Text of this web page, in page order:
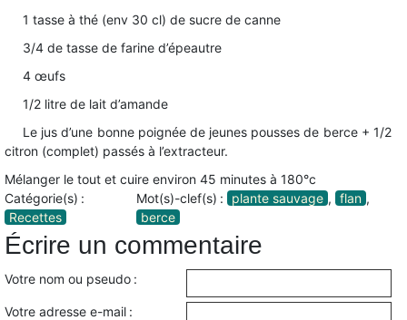
1 tasse à thé (env 30 cl) de sucre de canne
3/4 de tasse de farine d’épeautre
4 œufs
1/2 litre de lait d’amande
Le jus d’une bonne poignée de jeunes pousses de berce + 1/2
citron (complet) passés à l’extracteur.
Mélanger le tout et cuire environ 45 minutes à 180°c
Catégorie(s) :
Recettes
Mot(s)-clef(s) : plante sauvage , flan ,
berce
Écrire un commentaire
Votre nom ou pseudo :
Votre adresse e-mail :